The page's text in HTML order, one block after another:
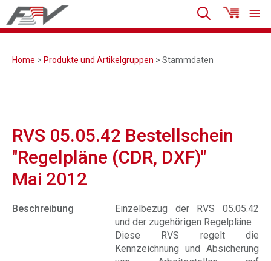
Home > Produkte und Artikelgruppen > Stammdaten
RVS 05.05.42 Bestellschein
"Regelpläne (CDR, DXF)"
Mai 2012
Beschreibung
Einzelbezug der RVS 05.05.42
und der zugehörigen Regelpläne
Diese RVS regelt die
Kennzeichnung und Absicherung